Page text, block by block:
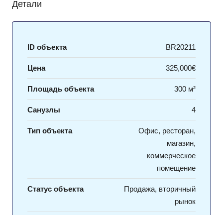
Детали
ID объекта BR20211
Цена 325,000€
Площадь объекта 300 м²
Санузлы 4
Тип объекта
Офис, ресторан,
магазин,
коммерческое
помещение
Статус объекта
Продажа, вторичный
рынок